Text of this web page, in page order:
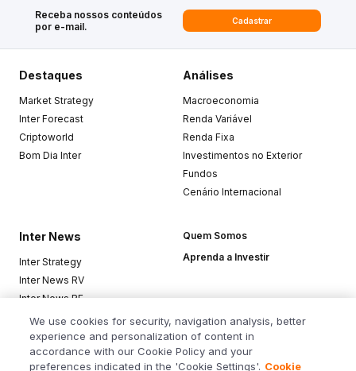
Receba nossos conteúdos
por e-mail.
Cadastrar
Destaques
Market Strategy
Inter Forecast
Criptoworld
Bom Dia Inter
Análises
Macroeconomia
Renda Variável
Renda Fixa
Investimentos no Exterior
Fundos
Cenário Internacional
Inter News
Inter Strategy
Inter News RV
Inter News RF
Top Funds
Quem Somos
Aprenda a Investir
Baixe o app
We use cookies for security, navigation analysis, better
experience and personalization of content in
accordance with our Cookie Policy and your
preferences indicated in the 'Cookie Settings'. Cookie